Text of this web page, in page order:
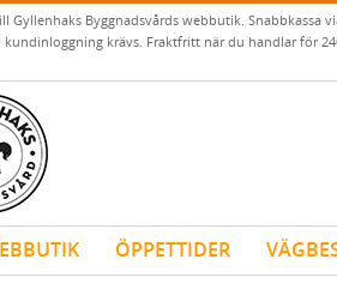
Gyllenhaks Byggnadsvårds webbutik. Snabbkassa
kundinloggning krävs. Fraktfritt när du handlar för
ÖPPETTIDER